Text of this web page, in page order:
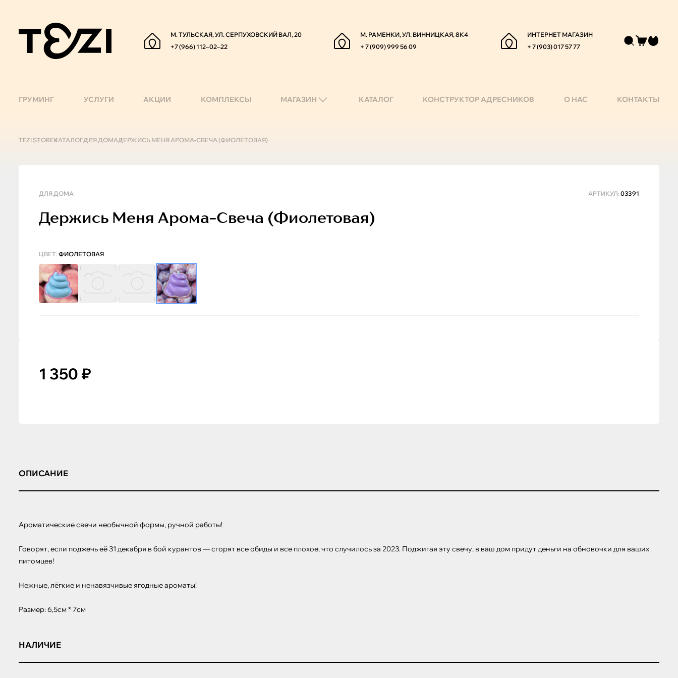
М. ТУЛЬСКАЯ, УЛ. СЕРПУХОВСКИЙ ВАЛ, 20
+7 (966) 112‒02‒22
М. РАМЕНКИ, УЛ. ВИННИЦКАЯ, 8К4
+ 7 (909) 999 56 09
ИНТЕРНЕТ МАГАЗИН
+ 7 (903) 017 57 77
ГРУМИНГ УСЛУГИ АКЦИИ КОМПЛЕКСЫ МАГАЗИН КАТАЛОГ КОНСТРУКТОР АДРЕСНИКОВ О НАС КОНТАКТЫ
TEZI STOREКАТАЛОГДЛЯ ДОМАДЕРЖИСЬ МЕНЯ АРОМА-СВЕЧА (ФИОЛЕТОВАЯ)
ДЛЯ ДОМА АРТИКУЛ: 03391
Держись Меня Арома-Свеча (фиолетовая)
ЦВЕТ: ФИОЛЕТОВАЯ
1 350 ₽
ОПИСАНИЕ
Ароматические свечи необычной формы, ручной работы!
Говорят, если поджечь её 31 декабря в бой курантов — сгорят все обиды и все плохое, что случилось за 2023. Поджигая эту свечу, в ваш дом придут деньги на обновочки для ваших
питомцев!
Нежные, лёгкие и ненавязчивые ягодные ароматы!
Размер: 6,5см * 7см
НАЛИЧИЕ